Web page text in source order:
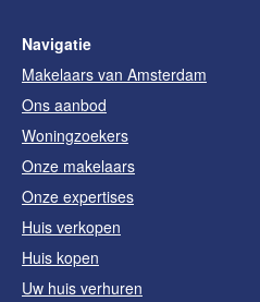
Navigatie
Makelaars van Amsterdam
Ons aanbod
Woningzoekers
Onze makelaars
Onze expertises
Huis verkopen
Huis kopen
Uw huis verhuren